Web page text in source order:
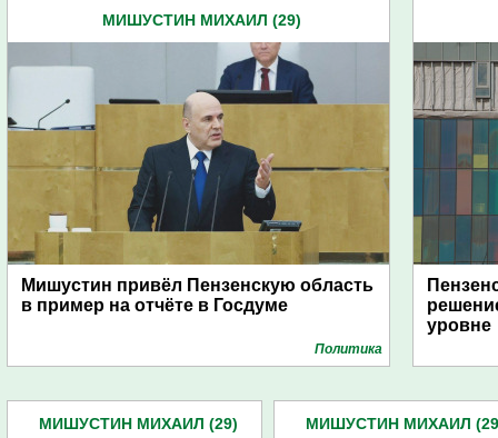
МИШУСТИН МИХАИЛ (29)
Мишустин привёл Пензенскую область
в пример на отчёте в Госдуме
Политика
уровне
МИШУСТИН МИХАИЛ (29) МИШУСТИН МИХАИЛ